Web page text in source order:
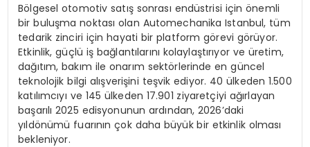
Bölgesel otomotiv satış sonrası endüstrisi içinönemli
bir buluşma noktasıolan Automechanika Istanbul, tüm
tedarik zinciri için hayati bir platform görevi görüyor.
Etkinlik, güçlü iş bağlantılarını kolaylaştırıyor ve üretim,
dağıtım, bakım ile onarım sektörlerinde en güncel
teknolojik bilgi alışverişini teşvik ediyor. 40ülkeden 1.500
katılımcıyı ve 145 ülkeden 17.901 ziyaretçiyi ağırlayan
başarılı2025 edisyonunun ardından, 2026’daki
yıldönümü fuarınınçok daha büyük bir etkinlik olması
bekleniyor.